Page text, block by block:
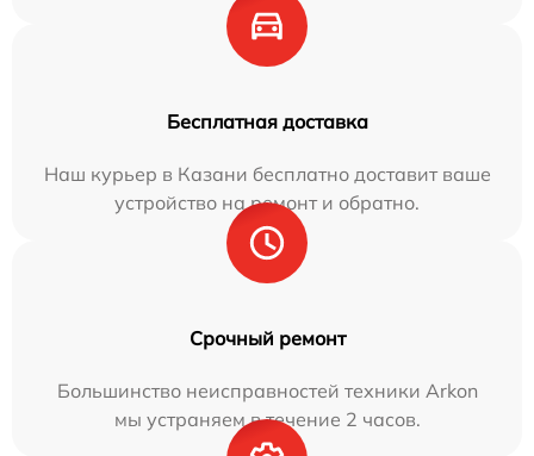
Бесплатная доставка
Наш курьер в Казани бесплатно доставит ваше
устройство на ремонт и обратно.
Срочный ремонт
Большинство неисправностей техники Arkon
мы устраняем в течение 2 часов.